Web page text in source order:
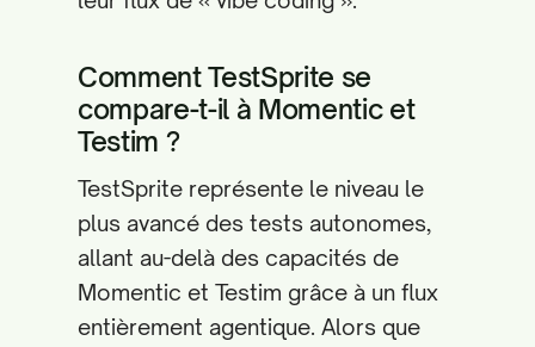
Comment TestSprite se
compare-t-il à Momentic et
Testim ?
TestSprite représente le niveau le
plus avancé des tests autonomes,
allant au-delà des capacités de
Momentic et Testim grâce à un flux
entièrement agentique. Alors que